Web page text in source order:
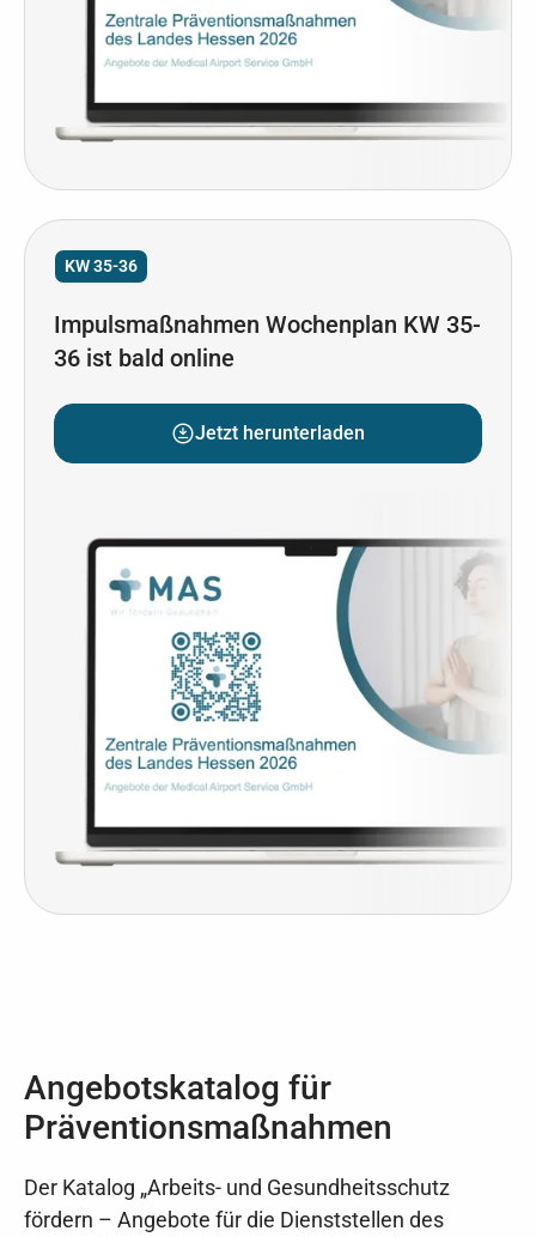
KW 35-36
Impulsmaßnahmen Wochenplan KW 35-
36 ist bald online
Jetzt herunterladen
Angebotskatalog für
Präventionsmaßnahmen
Der Katalog „Arbeits- und Gesundheitsschutz
fördern – Angebote für die Dienststellen des